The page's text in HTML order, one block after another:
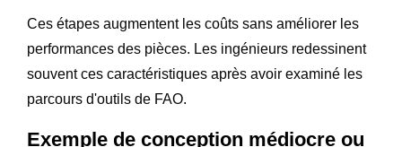
Ces étapes augmentent les coûts sans améliorer les
performances des pièces. Les ingénieurs redessinent
souvent ces caractéristiques après avoir examiné les
parcours d'outils de FAO.
Exemple de conception médiocre ou